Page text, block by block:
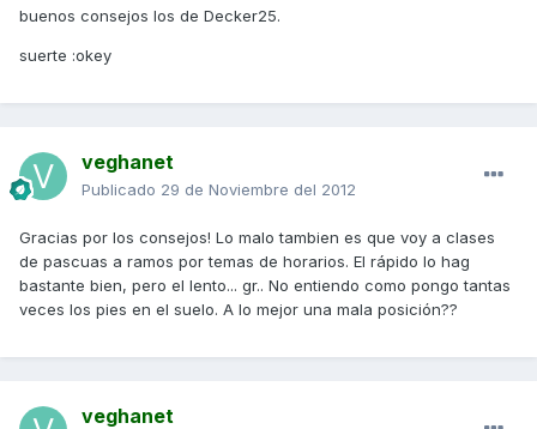
buenos consejos los de Decker25.
suerte :okey
veghanet
Publicado 29 de Noviembre del 2012
Gracias por los consejos! Lo malo tambien es que voy a clases
de pascuas a ramos por temas de horarios. El rápido lo hag
bastante bien, pero el lento... gr.. No entiendo como pongo tantas
veces los pies en el suelo. A lo mejor una mala posición??
veghanet